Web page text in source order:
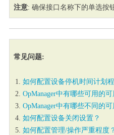
注意: 确保接口名称下的单选按
常见问题:
如何配置设备停机时间计划
OpManager中有哪些可用的
OpManager中有哪些不同的
如何配置设备关闭设置？
如何配置管理/操作严重程度